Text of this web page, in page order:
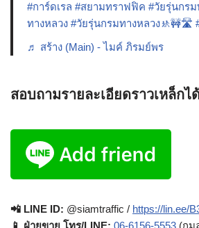
#การ์ดเรล #สยามทราฟฟิค #วัยรุ่นกรม
ทางหลวง #วัยรุ่นกรมทางหลวง🚸🚧🛣️
♬ สร้าง (Main) - ไมค์ ภิรมย์พร
สอบถามรายละเอียดราวเหล็กไ
📲 LINE ID: @siamtraffic / https://lin.ee/
📱 ฝ่ายขาย โทร/LINE: 06-6156-5553 (กม